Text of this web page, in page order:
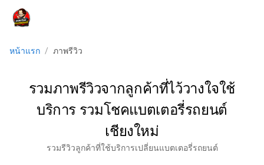
หน้าแรก / ภาพรีวิว
รวมภาพรีวิวจากลูกค้าที่ไว้วางใจใช้
บริการ รวมโชคแบตเตอรี่รถยนต์
เชียงใหม่
รวมรีวิวลูกค้าที่ใช้บริการเปลี่ยนแบตเตอรี่รถยนต์